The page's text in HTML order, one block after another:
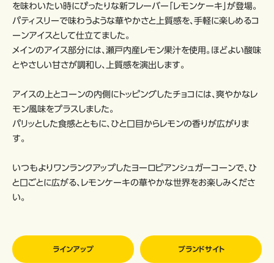
ラインアップ ブランドサイト
を味わいたい時にぴったりな新フレーバー「レモンケーキ」が登場。
パティスリーで味わうような華やかさと上質感を、手軽に楽しめるコ
ーンアイスとして仕立てました。
メインのアイス部分には、瀬戸内産レモン果汁を使用。ほどよい酸味
とやさしい甘さが調和し、上質感を演出します。
アイスの上とコーンの内側にトッピングしたチョコには、爽やかなレ
モン風味をプラスしました。
パリッとした食感とともに、ひと口目からレモンの香りが広がりま
す。
いつもよりワンランクアップしたヨーロピアンシュガーコーンで、ひ
と口ごとに広がる、レモンケーキの華やかな世界をお楽しみくださ
い。